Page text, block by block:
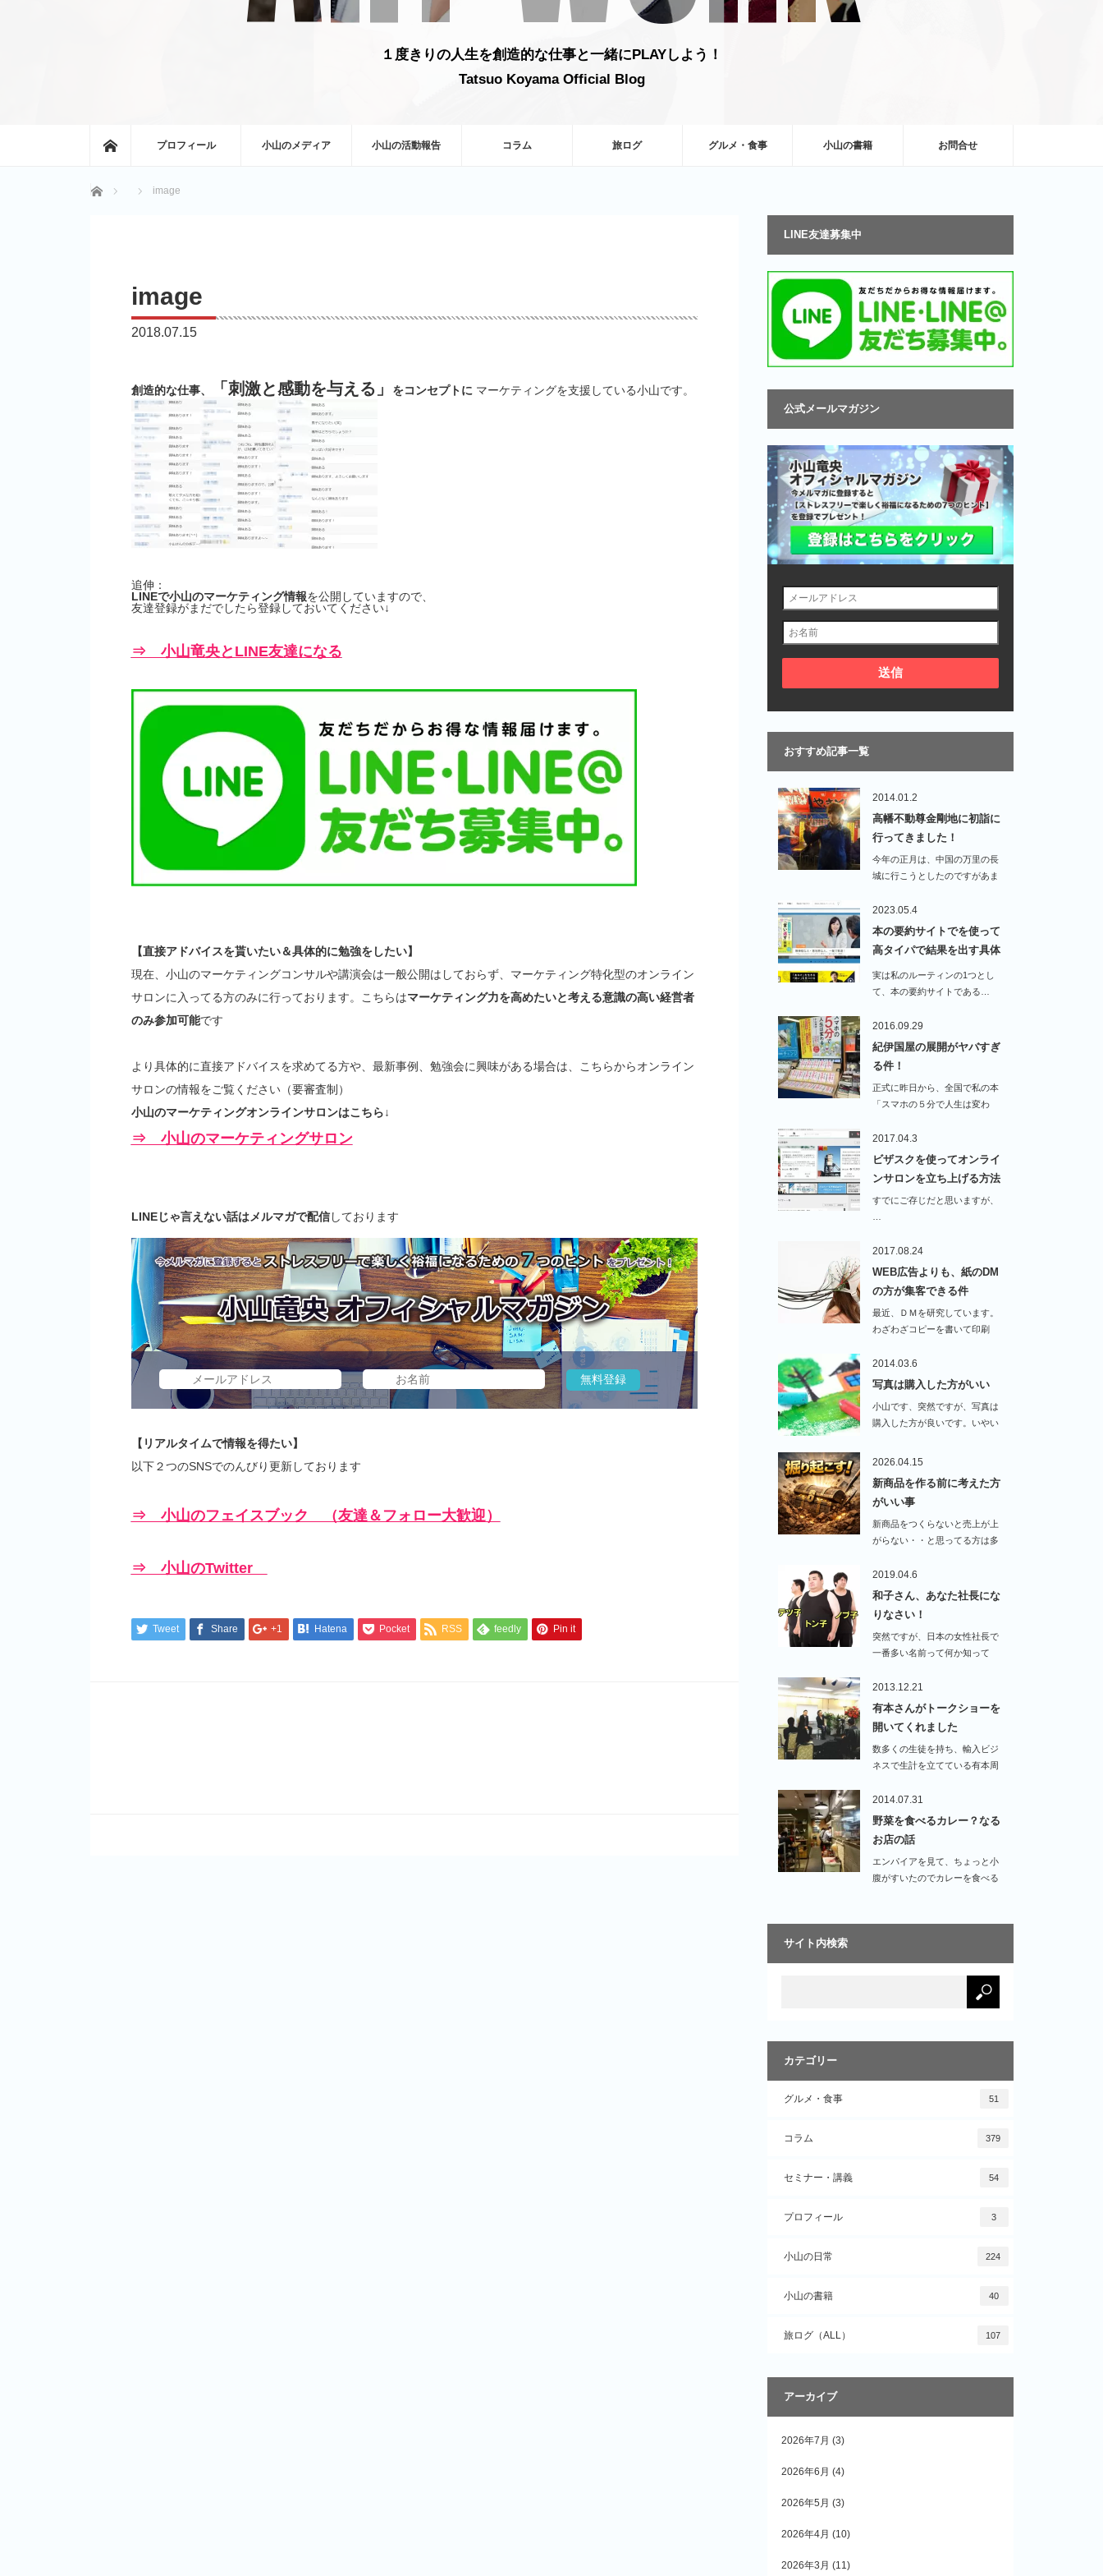
１度きりの人生を創造的な仕事と一緒にPLAYしよう！
Tatsuo Koyama Official Blog
ホームプロフィール 小山のメディア 小山の活動報告 コラム 旅ログ グルメ・食事 小山の書籍 お問合せ
ホーム image
image
2018.07.15
創造的な仕事、 「刺激と感動を与える」 をコンセプトに マーケティングを支援している小山です。
追伸：
LINEで小山のマーケティング情報を公開していますので、
友達登録がまだでしたら登録しておいてください↓
⇒ 小山竜央とLINE友達になる
【直接アドバイスを貰いたい＆具体的に勉強をしたい】
現在、小山のマーケティングコンサルや講演会は一般公開はしておらず、マーケティング特化型のオンライン
サロンに入ってる方のみに行っております。こちらはマーケティング力を高めたいと考える意識の高い経営者
のみ参加可能です
より具体的に直接アドバイスを求めてる方や、最新事例、勉強会に興味がある場合は、こちらからオンライン
サロンの情報をご覧ください（要審査制）
小山のマーケティングオンラインサロンはこちら↓
⇒ 小山のマーケティングサロン
LINEじゃ言えない話はメルマガで配信しております
【リアルタイムで情報を得たい】
以下２つのSNSでのんびり更新しております
⇒ 小山のフェイスブック （友達＆フォロー大歓迎）
⇒ 小山のTwitter
Tweet Share +1 Hatena Pocket RSS feedly Pin it
LINE友達募集中
公式メールマガジン
おすすめ記事一覧
2014.01.2
高幡不動尊金剛地に初詣に
行ってきました！
今年の正月は、中国の万里の長
城に行こうとしたのですがあま
2023.05.4
本の要約サイトでを使って
高タイパで結果を出す具体
的…
実は私のルーティンの1つとし
て、本の要約サイトである…
2016.09.29
紀伊国屋の展開がヤバすぎ
る件！
正式に昨日から、全国で私の本
「スマホの５分で人生は変わ
2017.04.3
ビザスクを使ってオンライ
ンサロンを立ち上げる方法
すでにご存じだと思いますが、
2017.08.24
WEB広告よりも、紙のDM
の方が集客できる件
最近、ＤＭを研究しています。
わざわざコピーを書いて印刷
2014.03.6
写真は購入した方がいい
小山です、突然ですが、写真は
購入した方が良いです。いやい
2026.04.15
新商品を作る前に考えた方
がいい事
新商品をつくらないと売上が上
がらない・・と思ってる方は多
2019.04.6
和子さん、あなた社長にな
りなさい！
突然ですが、日本の女性社長で
一番多い名前って何か知って
2013.12.21
有本さんがトークショーを
開いてくれました
数多くの生徒を持ち、輸入ビジ
ネスで生計を立てている有本周
2014.07.31
野菜を食べるカレー？なる
お店の話
エンパイアを見て、ちょっと小
腹がすいたのでカレーを食べる
サイト内検索
カテゴリー
グルメ・食事 51
コラム 379
セミナー・講義 54
プロフィール 3
小山の日常 224
小山の書籍 40
旅ログ（ALL） 107
アーカイブ
2026年7月 (3)
2026年6月 (4)
2026年5月 (3)
2026年4月 (10)
2026年3月 (11)